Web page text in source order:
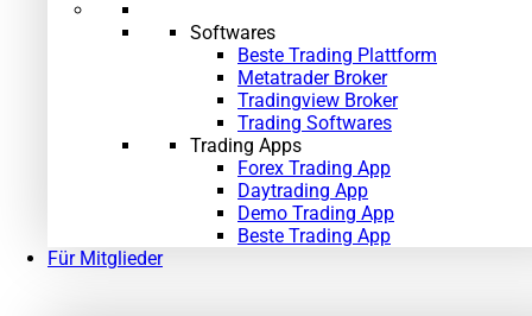
Softwares
Beste Trading Plattform
Metatrader Broker
Tradingview Broker
Trading Softwares
Trading Apps
Forex Trading App
Daytrading App
Demo Trading App
Beste Trading App
Für Mitglieder